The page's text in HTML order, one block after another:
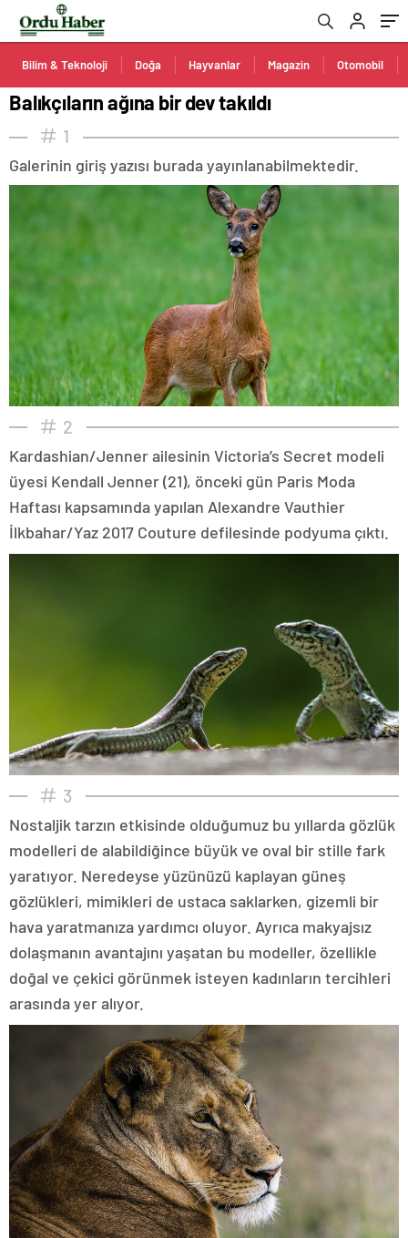
Bilim & Teknoloji Doğa Hayvanlar Magazin Otomobil
Balıkçıların ağına bir dev takıldı
1
Galerinin giriş yazısı burada yayınlanabilmektedir.
2
Kardashian/Jenner ailesinin Victoria’s Secret modeli
üyesi Kendall Jenner (21), önceki gün Paris Moda
Haftası kapsamında yapılan Alexandre Vauthier
İlkbahar/Yaz 2017 Couture defilesinde podyuma çıktı.
3
Nostaljik tarzın etkisinde olduğumuz bu yıllarda gözlük
modelleri de alabildiğince büyük ve oval bir stille fark
yaratıyor. Neredeyse yüzünüzü kaplayan güneş
gözlükleri, mimikleri de ustaca saklarken, gizemli bir
hava yaratmanıza yardımcı oluyor. Ayrıca makyajsız
dolaşmanın avantajını yaşatan bu modeller, özellikle
doğal ve çekici görünmek isteyen kadınların tercihleri
arasında yer alıyor.